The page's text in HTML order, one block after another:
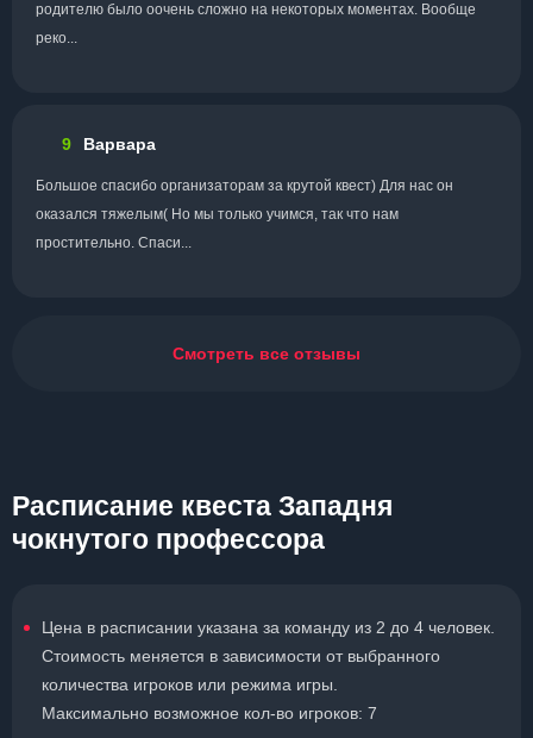
родителю было оочень сложно на некоторых моментах. Вообще
реко...
9 Варвара
Большое спасибо организаторам за крутой квест) Для нас он
оказался тяжелым( Но мы только учимся, так что нам
простительно. Спаси...
Смотреть все отзывы
Расписание квеста Западня
чокнутого профессора
Цена в расписании указана за команду из 2 до 4 человек.
Стоимость меняется в зависимости от выбранного
количества игроков или режима игры.
Максимально возможное кол-во игроков: 7